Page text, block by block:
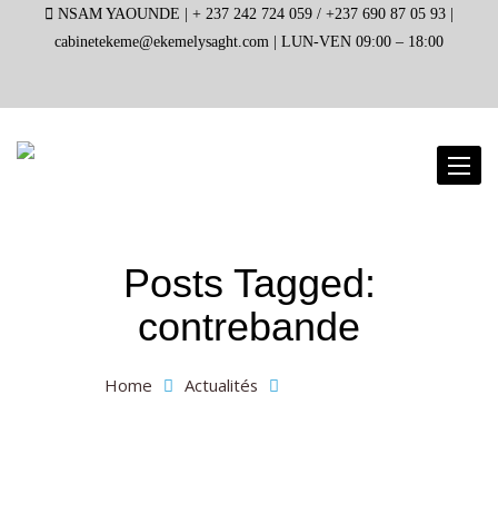
NSAM YAOUNDE | + 237 242 724 059 / +237 690 87 05 93 |
cabinetekeme@ekemelysaght.com | LUN-VEN 09:00 – 18:00
Posts Tagged:
contrebande
Home Actualités